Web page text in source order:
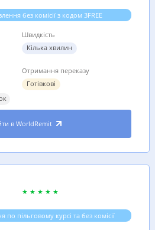
без комісії з кодом 3FREE
Швидкість
Кілька хвилин
Отримання переказу
Готівкові
в WorldRemit
по пільговому курсі та без комісії